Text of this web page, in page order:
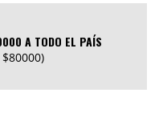
A TODO EL PAÍS